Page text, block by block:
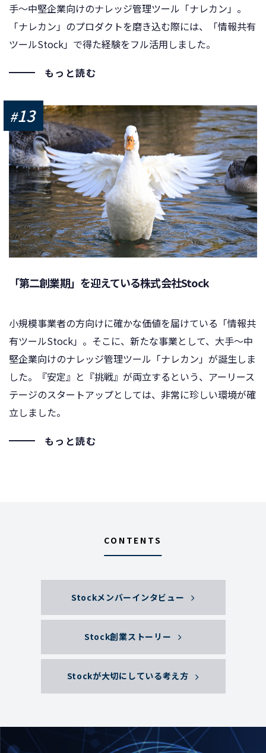
手～中堅企業向けのナレッジ管理ツール「ナレカン」。
「ナレカン」のプロダクトを磨き込む際には、「情報共有
ツールStock」で得た経験をフル活用しました。
もっと読む
#13
「第二創業期」を迎えている株式会社Stock
小規模事業者の方向けに確かな価値を届けている「情報共
有ツールStock」。そこに、新たな事業として、大手～中
堅企業向けのナレッジ管理ツール「ナレカン」が誕生しま
した。『安定』と『挑戦』が両立するという、アーリース
テージのスタートアップとしては、非常に珍しい環境が確
立しました。
もっと読む
CONTENTS
Stockメンバーインタビュー
Stock創業ストーリー
Stockが大切にしている考え方